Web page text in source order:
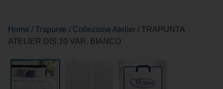
Home / Trapunte / Collezione Atelier / TRAPUNTA
ATELIER DIS.10 VAR. BIANCO